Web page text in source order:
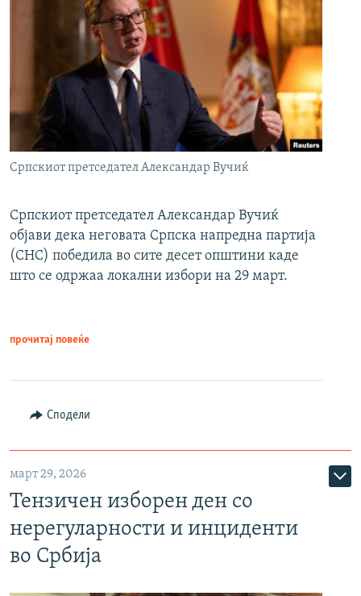
Српскиот претседател Александар Вучиќ
Српскиот претседател Александар Вучиќ
објави дека неговата Српска напредна партија
(СНС) победила во сите десет општини каде
што се одржаа локални избори на 29 март.
прочитај повеќе
Сподели
март 29, 2026
Тензичен изборен ден со
нерегуларности и инциденти
во Србија